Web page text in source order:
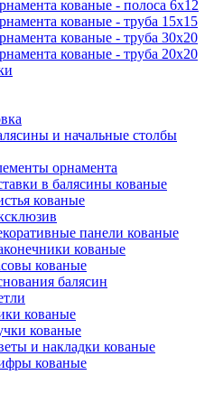
кованые - полоса 6х12
кованые - труба 15х15
кованые - труба 30х20
кованые - труба 20х20
и начальные столбы
орнамента
в балясины кованые
кованые
панели кованые
кованые
кованые
балясин
кованые
кованые
и накладки кованые
кованые